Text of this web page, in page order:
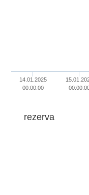
14.01.2025
00:00:00
rezerva